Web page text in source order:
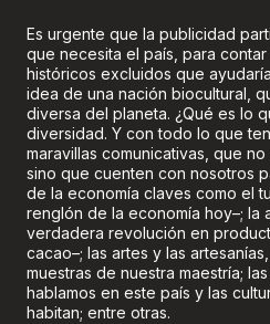
Es urgente que la publicidad
que necesita el país, para
históricos excluidos que
idea de una nación biocultural,
diversa del planeta. ¿Qué es lo
diversidad. Y con todo lo que
maravillas comunicativas, que
sino que cuenten con nosotros
de la economía claves como el
renglón de la economía hoy–; la
verdadera revolución en
cacao–; las artes y las
muestras de nuestra maestría;
hablamos en este país y las
habitan; entre otras.